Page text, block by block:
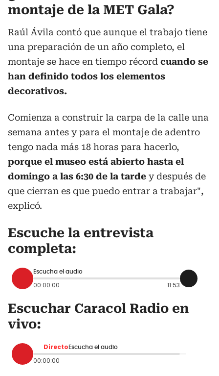
montaje de la MET Gala?
Raúl Ávila contó que aunque el trabajo tiene
una preparación de un año completo, el
montaje se hace en tiempo récord cuando se
han definido todos los elementos
decorativos.
Comienza a construir la carpa de la calle una
semana antes y para el montaje de adentro
tengo nada más 18 horas para hacerlo,
porque el museo está abierto hasta el
domingo a las 6:30 de la tarde y después de
que cierran es que puedo entrar a trabajar",
explicó.
Escuche la entrevista
completa:
Escucha el audio
00:00:00 11:53
Escuchar Caracol Radio en
vivo:
Directo Escucha el audio
00:00:00